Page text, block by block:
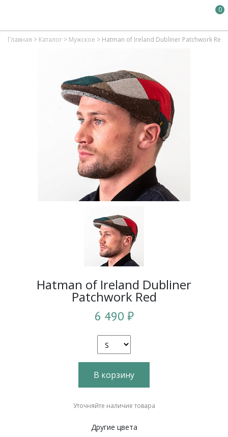
0
Главная > Каталог > Мужское > Hatman of Ireland Dubliner Patchwork Red
Hatman of Ireland Dubliner
Patchwork Red
6 490 ₽
В корзину
Уточняйте наличие товара
Другие цвета